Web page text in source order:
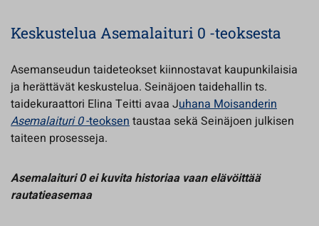
Keskustelua Asemalaituri 0 -teoksesta
Asemanseudun taideteokset kiinnostavat kaupunkilaisia
ja herättävät keskustelua. Seinäjoen taidehallin ts.
taidekuraattori Elina Teitti avaa Juhana Moisanderin
Asemalaituri 0-teoksentaustaa sekä Seinäjoen julkisen
taiteen prosesseja.
Asemalaituri 0 ei kuvita historiaa vaan elävöittää
rautatieasemaa